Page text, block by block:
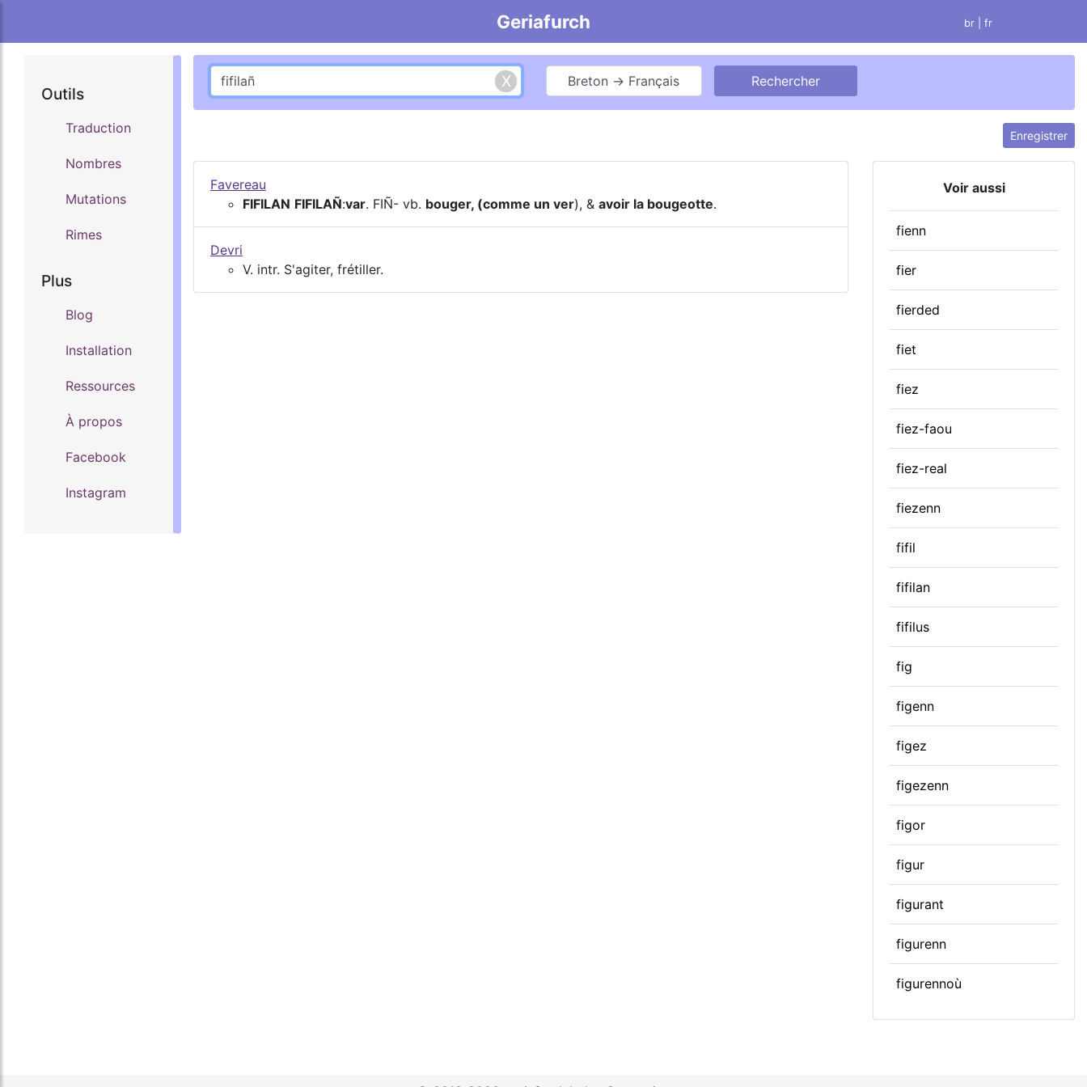
Geriafurch br | fr
Outils
Traduction
Nombres
Mutations
Rimes
Plus
Blog
Installation
Ressources
À propos
Facebook
Instagram
Breton → Français
Enregistrer
Favereau
FIFILAN FIFILAÑ:var. FIÑ- vb. bouger, (comme un ver), & avoir la bougeotte.
Devri
V. intr. S'agiter, frétiller.
Voir aussi
fienn
fier
fierded
fiet
fiez
fiez-faou
fiez-real
fiezenn
fifil
fifilan
fifilus
fig
figenn
figez
figezenn
figor
figur
figurant
figurenn
figurennoù